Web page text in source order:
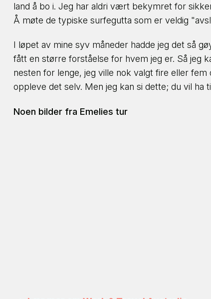
land å bo i. Jeg har aldri vært bekymret for
Å møte de typiske surfegutta som er veldig
I løpet av mine syv måneder hadde jeg det så
fått en større forståelse for hvem jeg er. Så jeg
nesten for lenge, jeg ville nok valgt fire eller
oppleve det selv. Men jeg kan si dette; du vil ha
Noen bilder fra Emelies tur